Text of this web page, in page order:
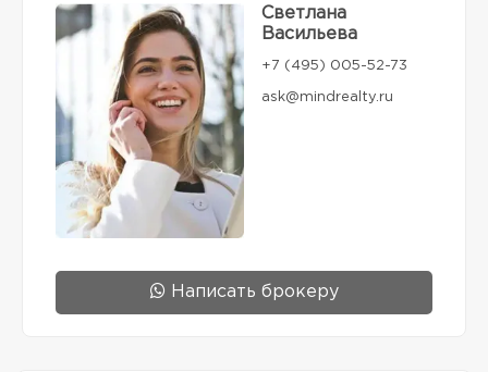
Светлана
Васильева
+7 (495) 005-52-73
ask@mindrealty.ru
Написать брокеру